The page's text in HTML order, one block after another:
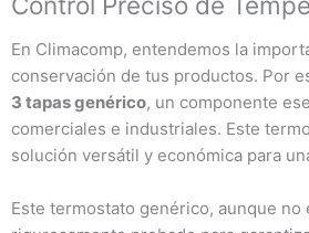
En Climacomp, entendemos la
conservación de tus productos. Por
3 tapas genérico, un componente
comerciales e industriales. Este
solución versátil y económica para
Este termostato genérico, aunque